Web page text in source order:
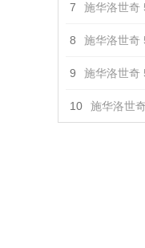
7 施华洛世奇
8 施华洛世奇
9 施华洛世奇
10 施华洛世